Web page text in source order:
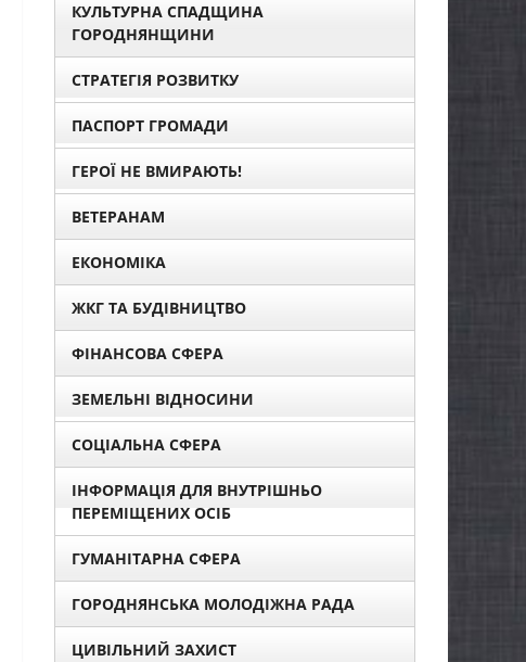
КУЛЬТУРНА СПАДЩИНА
ГОРОДНЯНЩИНИ
СТРАТЕГІЯ РОЗВИТКУ
ПАСПОРТ ГРОМАДИ
ГЕРОЇ НЕ ВМИРАЮТЬ!
ВЕТЕРАНАМ
ЕКОНОМІКА
ЖКГ ТА БУДІВНИЦТВО
ФІНАНСОВА СФЕРА
ЗЕМЕЛЬНІ ВІДНОСИНИ
СОЦІАЛЬНА СФЕРА
ІНФОРМАЦІЯ ДЛЯ ВНУТРІШНЬО
ПЕРЕМІЩЕНИХ ОСІБ
ГУМАНІТАРНА СФЕРА
ГОРОДНЯНСЬКА МОЛОДІЖНА РАДА
ЦИВІЛЬНИЙ ЗАХИСТ